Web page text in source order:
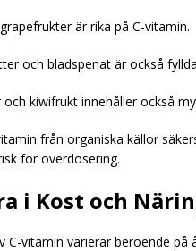
är rika på C-vitamin.
och bladspenat är också
kiwifrukt innehåller också
från organiska källor
för överdosering.
i Kost och
C-vitamin varierar beroende på